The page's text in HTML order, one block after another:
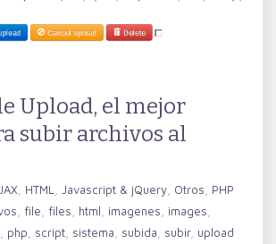
Upload, el mejor
subir archivos al
, HTML, Javascript & jQuery, Otros, PHP
, file, files, html, imagenes, images,
, php, script, sistema, subida, subir, upload